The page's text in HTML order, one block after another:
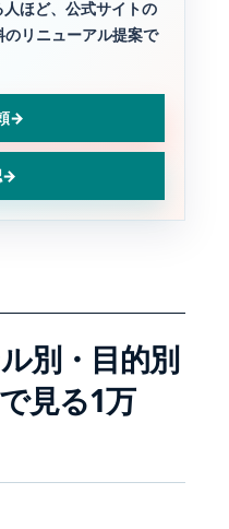
ほど、公式サイトの
リニューアル提案で
→
→
別・目的別
見る1万